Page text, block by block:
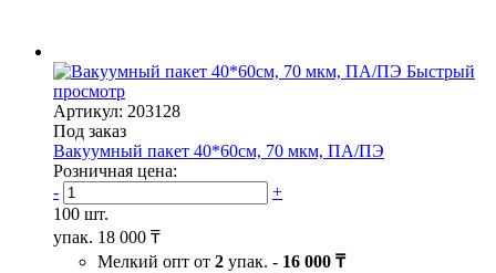
Быстрый
просмотр
Артикул: 203128
Под заказ
Вакуумный пакет 40*60см, 70 мкм, ПА/ПЭ
Розничная цена:
-
+
100 шт.
упак. 18 000 ₸
Мелкий опт от 2 упак. - 16 000 ₸